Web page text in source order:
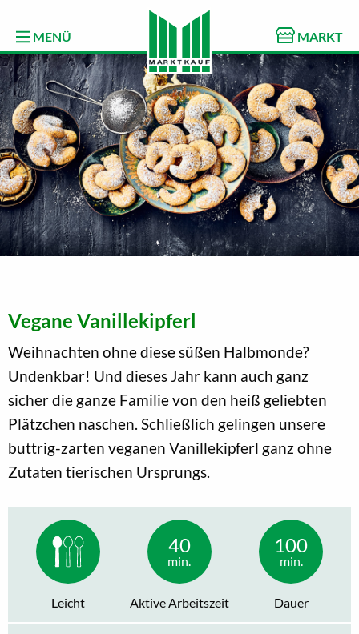
MENÜ MARKT
Vegane Vanillekipferl
Weihnachten ohne diese süßen Halbmonde?
Undenkbar! Und dieses Jahr kann auch ganz
sicher die ganze Familie von den heiß geliebten
Plätzchen naschen. Schließlich gelingen unsere
buttrig-zarten veganen Vanillekipferl ganz ohne
Zutaten tierischen Ursprungs.
Leicht
40
min.
Aktive Arbeitszeit
100
min.
Dauer